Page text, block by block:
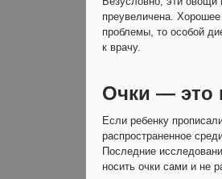
преувеличена.
проблемы, то особой
к врачу.
Очки — это
Если ребенку
распространенное
Последние
носить очки сами и не